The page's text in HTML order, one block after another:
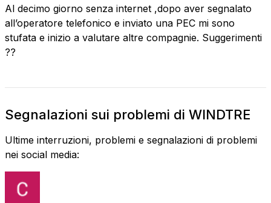
Al decimo giorno senza internet ,dopo aver segnalato
all’operatore telefonico e inviato una PEC mi sono
stufata e inizio a valutare altre compagnie. Suggerimenti
??
Segnalazioni sui problemi di WINDTRE
Ultime interruzioni, problemi e segnalazioni di problemi
nei social media: